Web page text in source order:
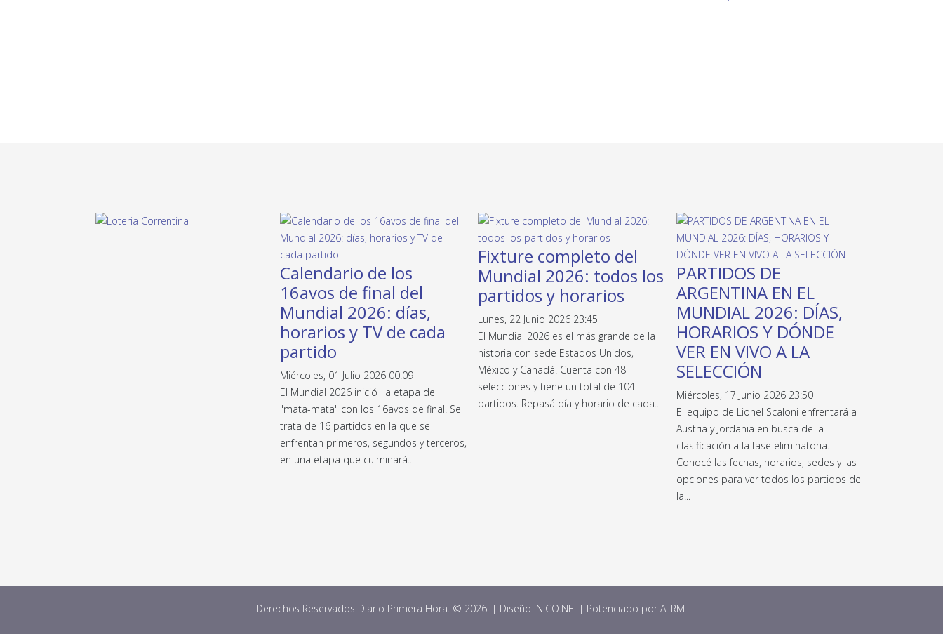
Calendario de los
16avos de final del
Mundial 2026: días,
horarios y TV de cada
partido
Miércoles, 01 Julio 2026 00:09
El Mundial 2026 inició la etapa de
"mata-mata" con los 16avos de final. Se
trata de 16 partidos en la que se
enfrentan primeros, segundos y terceros,
en una etapa que culminará...
Fixture completo del
Mundial 2026: todos los
partidos y horarios
Lunes, 22 Junio 2026 23:45
El Mundial 2026 es el más grande de la
historia con sede Estados Unidos,
México y Canadá. Cuenta con 48
selecciones y tiene un total de 104
partidos. Repasá día y horario de cada...
PARTIDOS DE
ARGENTINA EN EL
MUNDIAL 2026: DÍAS,
HORARIOS Y DÓNDE
VER EN VIVO A LA
SELECCIÓN
Miércoles, 17 Junio 2026 23:50
El equipo de Lionel Scaloni enfrentará a
Austria y Jordania en busca de la
clasificación a la fase eliminatoria.
Conocé las fechas, horarios, sedes y las
opciones para ver todos los partidos de
la...
Derechos Reservados Diario Primera Hora. © 2026. | Diseño IN.CO.NE. | Potenciado por ALRM